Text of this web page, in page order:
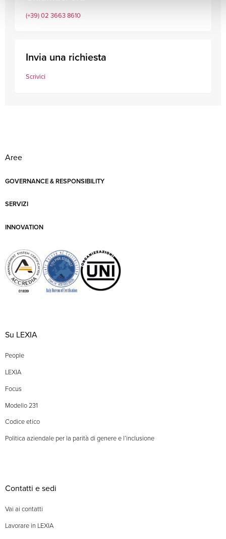
(+39) 02 3663 8610
Invia una richiesta
Scrivici
Aree
GOVERNANCE & RESPONSIBILITY
SERVIZI
INNOVATION
Su LEXIA
People
LEXIA
Focus
Modello 231
Codice etico
Politica aziendale per la parità di genere e l’inclusione
Contatti e sedi
Vai ai contatti
Lavorare in LEXIA